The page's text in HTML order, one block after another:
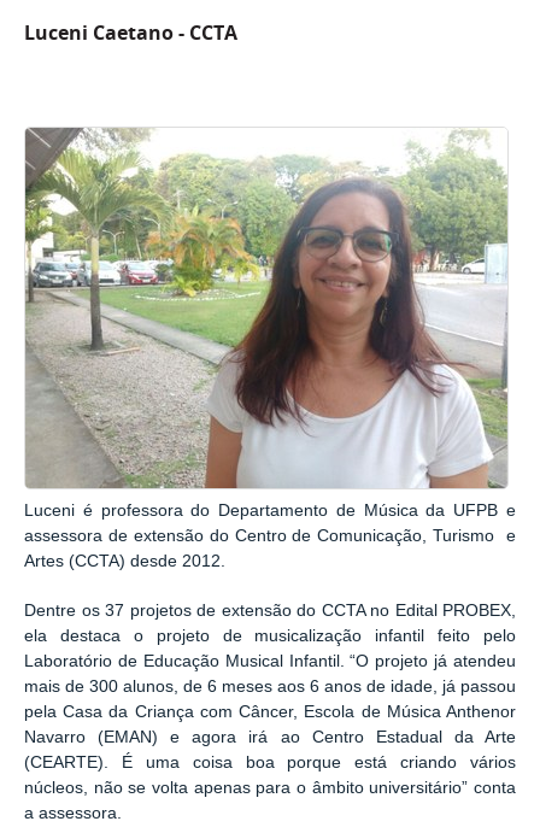
Luceni Caetano - CCTA
Luceni é professorado Departamento de Música da UFPB e
assessora de extensão do Centro de Comunicação, Turismo
e
Artes (CCTA) desde 2012.
Dentre os37 projetos de extensão do CCTA no Edital PROBEX,
ela destaca o projeto de musicalização infantil feito pelo
Laboratório de Educação Musical Infantil. “O projeto já atendeu
mais de 300 alunos, de 6 meses aos 6 anos de idade, já passou
pela Casa da Criança com Câncer, Escola de Música Anthenor
Navarro (EMAN) e agora irá ao Centro Estadual da Arte
(CEARTE). É uma coisa boa porque está criando vários
núcleos, não se volta apenas para o âmbito universitário” conta
a assessora.